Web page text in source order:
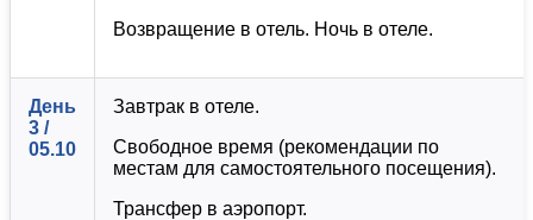
Возвращение в отель. Ночь в отеле.
День
3 /
05.10
Завтрак в отеле.
Свободное время (рекомендации по
местам для самостоятельного посещения).
Трансфер в аэропорт.